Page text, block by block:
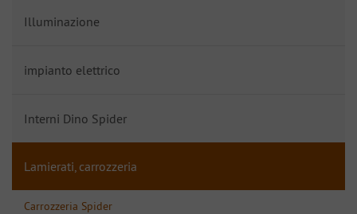
Illuminazione
impianto elettrico
Interni Dino Spider
Lamierati, carrozzeria
Carrozzeria Spider